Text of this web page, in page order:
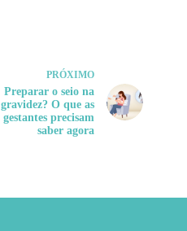
PRÓXIMO
Preparar o seio na
gravidez? O que as
gestantes precisam
saber agora